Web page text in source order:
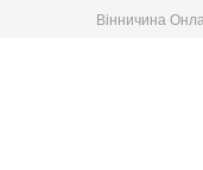
Вінничина